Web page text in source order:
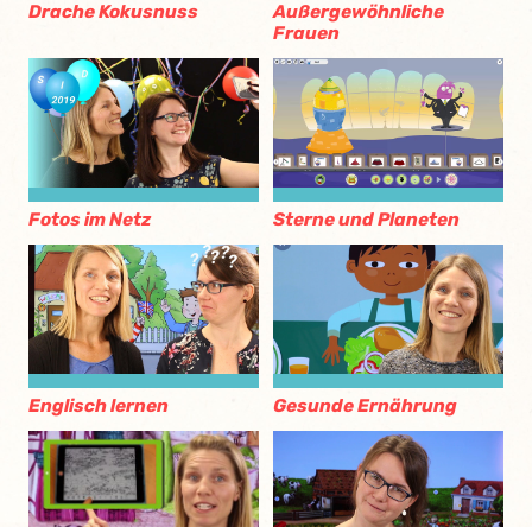
Drache Kokusnuss
Außergewöhnliche
Frauen
Fotos im Netz Sterne und Planeten
Englisch lernen Gesunde Ernährung